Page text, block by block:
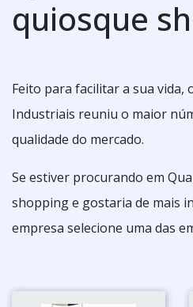
quiosque
Feito para facilitar a sua vida,
Industriais reuniu o maior
qualidade do mercado.
Se estiver procurando em
shopping e gostaria de mais
empresa selecione uma das